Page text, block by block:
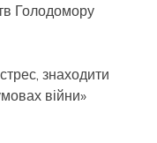
Голодомору
знаходити
війни»